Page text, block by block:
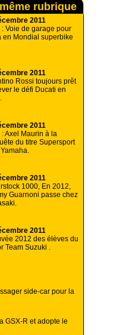
rubrique
2011
Voie de garage pour
en Mondial superbike
2011
Rossi toujours prêt
le défi Ducati en
2011
Axel Maurin à la
du titre Supersport
2011
1000, En 2012,
Guarnoni passe chez
2011
2012 des élèves du
Team Suzuki .
side-car pour la
GSX-R et adopte le